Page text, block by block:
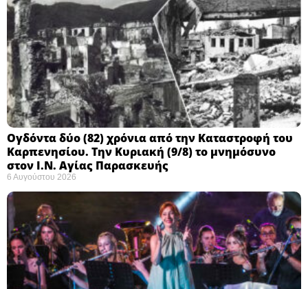
Ογδόντα δύο (82) χρόνια από την Καταστροφή του
Καρπενησίου. Την Κυριακή (9/8) το μνημόσυνο
στον Ι.Ν. Αγίας Παρασκευής
6 Αυγούστου 2026